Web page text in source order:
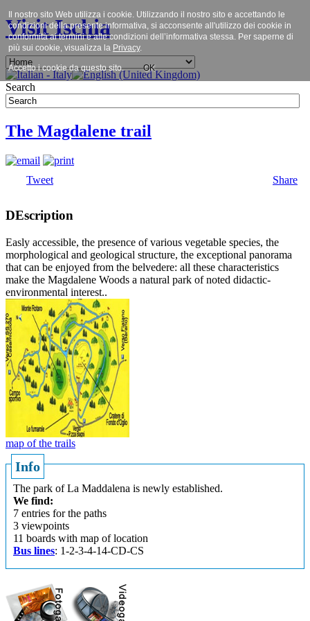
Visit Ischia
Search
The Magdalene trail
Tweet Share
DEscription
Easly accessible, the presence of various vegetable species, the
morphological and geological structure, the exceptional panorama
that can be enjoyed from the belvedere: all these characteristics
make the Magdalene Woods a natural park of noted didactic-
environmental interest..
map of the trails
Info
The park of La Maddalena is newly established.
We find:
7 entries for the paths
3 viewpoints
11 boards with map of location
Bus lines: 1-2-3-4-14-CD-CS
Il nostro sito Web utilizza i cookie. Utilizzando il nostro sito e accettando le
condizioni della presente informativa, si acconsente all'utilizzo dei cookie in
conformità ai termini e alle condizioni dell’informativa stessa. Per saperne di
più sui cookie, visualizza la Privacy.
Accetto i cookie da questo sito. OK